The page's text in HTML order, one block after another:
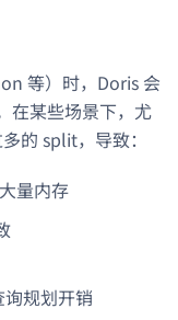
等）时，Doris 会
在某些场景下，尤
的 split，导致：
量内存
规划开销